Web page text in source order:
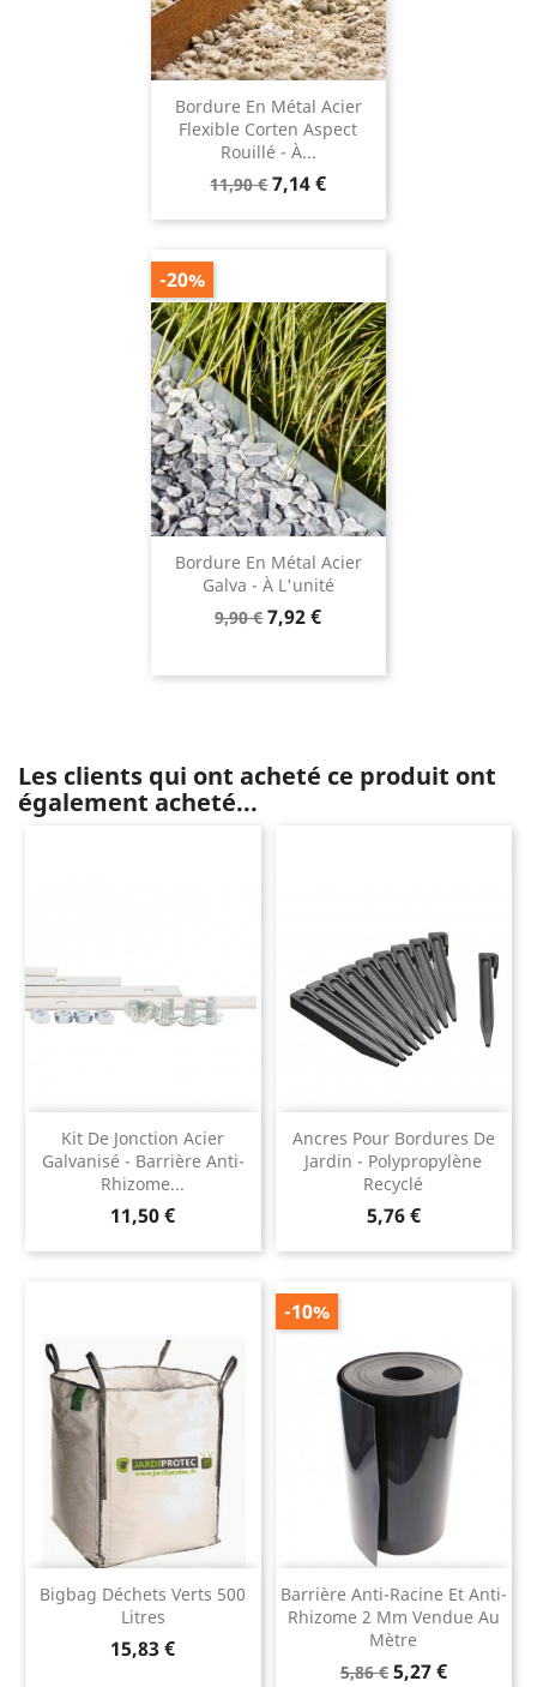
Bordure En Métal Acier
Flexible Corten Aspect
Rouillé - À...
Prix
base
11,90 €Prix
7,14 €
Bordure En Métal Acier
Galva - À L'unité
Prix
9,90 €Prix
7,92 €
-20%
Les clients qui ont acheté ce produit ont
également acheté...
Kit De Jonction Acier
Galvanisé - Barrière Anti-
Rhizome...
Prix
11,50 €
Ancres Pour Bordures De
Jardin - Polypropylène
Recyclé
Prix
5,76 €
Bigbag Déchets Verts 500
Litres
Prix
15,83 €
Barrière Anti-Racine Et Anti-
Rhizome 2 Mm Vendue Au
Mètre
Prix
5,86 € Prix
5,27 €
-10%